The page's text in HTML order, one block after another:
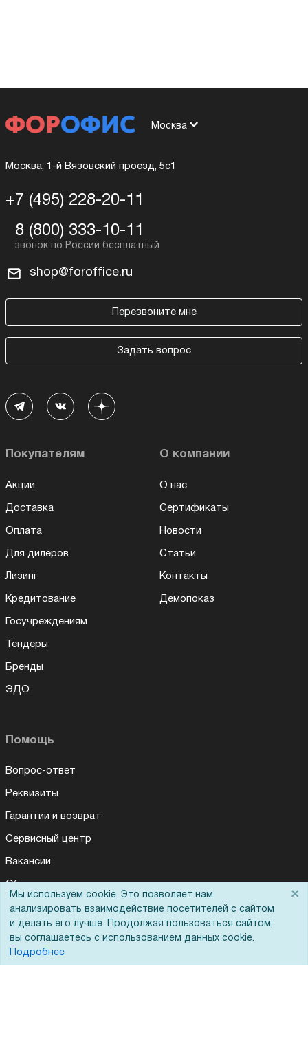
Москва
Москва, 1-й Вязовский проезд, 5с1
+7 (495) 228-20-11
8 (800) 333-10-11
shop@foroffice.ru
Перезвоните мне
Задать вопрос
Покупателям
Акции
Доставка
Оплата
Для дилеров
Лизинг
Кредитование
Госучреждениям
Тендеры
Бренды
ЭДО
О компании
О нас
Сертификаты
Новости
Статьи
Контакты
Демопоказ
Помощь
Вопрос-ответ
Реквизиты
Гарантии и возврат
Сервисный центр
Вакансии
Обратная связь
Для Таможенного союза
Запрос актов сверки
Мы используем cookie. Это позволяет нам
анализировать взаимодействие посетителей с сайтом
и делать его лучше. Продолжая пользоваться сайтом,
вы соглашаетесь с использованием данных cookie.
Подробнее
×